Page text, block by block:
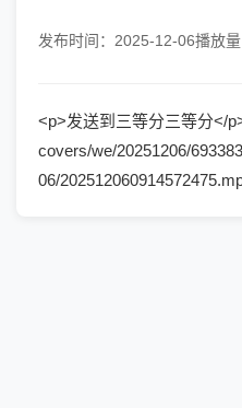
发布时间：2025-12-06播放
<p>发送到三等分三等分</
covers/we/20251206/
06/